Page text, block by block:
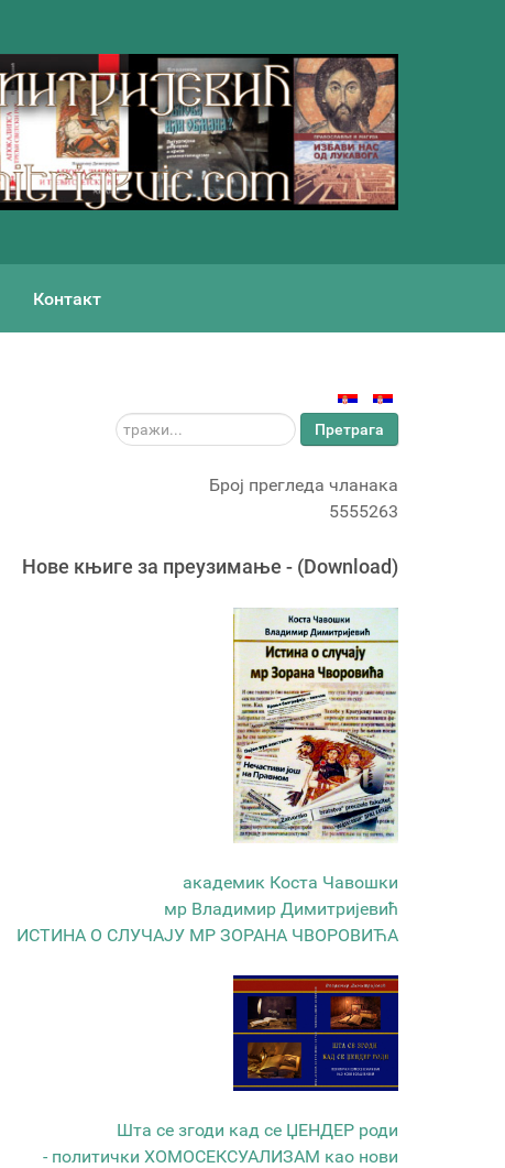
Контакт
тражи... Претрага
Број прегледа чланака
5555263
Новe књигe за преузимање - (Download)
академик Коста Чавошки
мр Владимир Димитријевић
ИСТИНА О СЛУЧАЈУ МР ЗОРАНА ЧВОРОВИЋА
Шта се згоди кад се ЏЕНДЕР роди
- политички ХОМОСЕКСУАЛИЗАМ као нови